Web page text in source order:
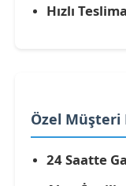
Hızlı
Özel
24 Saatte